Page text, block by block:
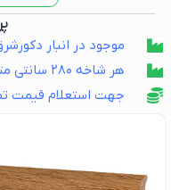
موجود در انبار
هر شاخه ۲۸۰ سانتی متر می باشد.
جهت استعلام قیمت